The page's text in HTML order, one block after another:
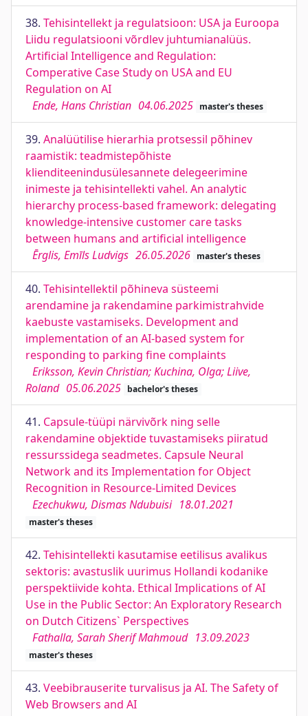
38. Tehisintellekt ja regulatsioon: USA ja Euroopa
Liidu regulatsiooni võrdlev juhtumianalüüs.
Artificial Intelligence and Regulation:
Comperative Case Study on USA and EU
Regulation on AI
Ende, Hans Christian 04.06.2025 master's theses
39. Analüütilise hierarhia protsessil põhinev
raamistik: teadmistepõhiste
klienditeenindusülesannete delegeerimine
inimeste ja tehisintellekti vahel. An analytic
hierarchy process-based framework: delegating
knowledge-intensive customer care tasks
between humans and artificial intelligence
Ērglis, Emīls Ludvigs 26.05.2026 master's theses
40. Tehisintellektil põhineva süsteemi
arendamine ja rakendamine parkimistrahvide
kaebuste vastamiseks. Development and
implementation of an AI-based system for
responding to parking fine complaints
Eriksson, Kevin Christian; Kuchina, Olga; Liive,
Roland 05.06.2025 bachelor's theses
41. Capsule-tüüpi närvivõrk ning selle
rakendamine objektide tuvastamiseks piiratud
ressurssidega seadmetes. Capsule Neural
Network and its Implementation for Object
Recognition in Resource-Limited Devices
Ezechukwu, Dismas Ndubuisi 18.01.2021
master's theses
42. Tehisintellekti kasutamise eetilisus avalikus
sektoris: avastuslik uurimus Hollandi kodanike
perspektiivide kohta. Ethical Implications of AI
Use in the Public Sector: An Exploratory Research
on Dutch Citizens` Perspectives
Fathalla, Sarah Sherif Mahmoud 13.09.2023
master's theses
43. Veebibrauserite turvalisus ja AI. The Safety of
Web Browsers and AI